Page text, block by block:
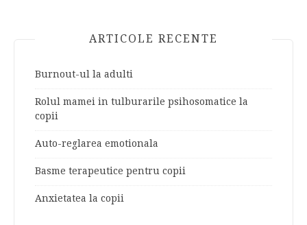
ARTICOLE RECENTE
Burnout-ul la adulti
Rolul mamei in tulburarile psihosomatice la
copii
Auto-reglarea emotionala
Basme terapeutice pentru copii
Anxietatea la copii